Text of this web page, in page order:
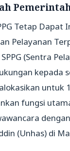
Tetap
Pelayanan
(Sentra
kepada
untuk
fungsi
(Unhas) di